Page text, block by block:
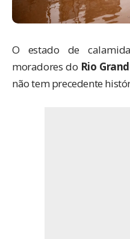
O estado de
moradores do Rio
não tem precedente